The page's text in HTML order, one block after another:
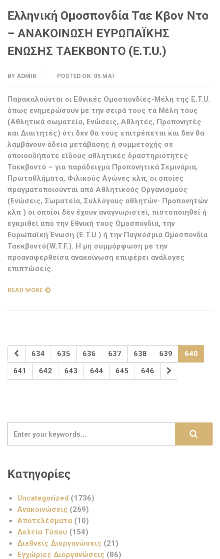
Ελληνική Ομοσπονδία Ταε Κβον Ντο
– ΑΝΑΚΟΙΝΩΣΗ ΕΥΡΩΠΑΪΚΗΣ
ΕΝΩΣΗΣ ΤΑΕΚΒΟΝΤΟ (E.T.U.)
BY ADMIN POSTED ON: 05 ΜΆΙ
Παρακαλούνται οι Εθνικές Ομοσπονδίες-Μέλη της E.T.U.
όπως ενημερώσουν με την σειρά τους τα Μέλη τους
(Αθλητικά σωματεία, Ενώσεις, Αθλητές, Προπονητές
και Διαιτητές) ότι δεν θα τους επιτρέπεται και δεν θα
λαμβάνουν άδεια μετάβασης ή συμμετοχής σε
οποιουδήποτε είδους αθλητικές δραστηριότητες
Ταεκβοντό – για παράδειγμα Προπονητικά Σεμινάρια,
Πρωταθλήματα, Φιλικούς Αγώνες κλπ, οι οποίες
πραγματοποιούνται από Αθλητικούς Οργανισμούς
(Ενώσεις, Σωματεία, Συλλόγους αθλητών- Προπονητών
κλπ ) οι οποίοι δεν έχουν αναγνωριστεί, πιστοποιηθεί ή
εγκριθεί από την Εθνική τους Ομοσπονδία, την
Ευρωπαϊκή Ένωση (E.T.U.) ή την Παγκόσμια Ομοσπονδία
Ταεκβοντό(W.T.F.). Η μη συμμόρφωση με την
προαναφερθείσα ανακοίνωση επιφέρει ανάλογες
επιπτώσεις.
READ MORE
634 635 636 637 638 639
640
641
642 643 644 645 646
Κατηγορίες
Uncategorized (1736)
Ανακοινώσεις (269)
Αποτελέσματα (10)
Δελτία Τύπου (154)
Διεθνείς Διοργανώσεις (21)
Εγχώριες Διοργανώσεις (86)